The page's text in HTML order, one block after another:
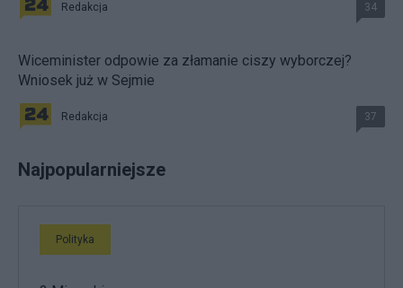
Redakcja 34
Wiceminister odpowie za złamanie ciszy wyborczej?
Wniosek już w Sejmie
Redakcja 37
Najpopularniejsze
Polityka